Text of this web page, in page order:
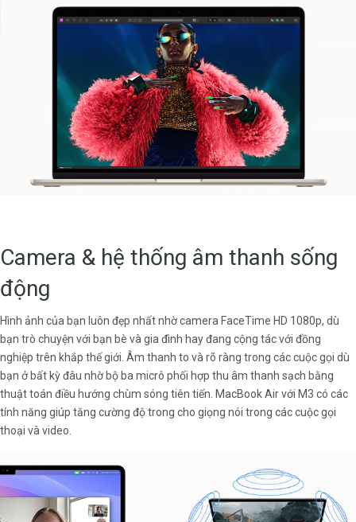
Camera & hệ thống âm thanh sống
động
Hình ảnh của bạn luôn đẹp nhất nhờ camera FaceTime HD 1080p, dù
bạn trò chuyện với bạn bè và gia đình hay đang cộng tác với đồng
nghiệp trên khắp thế giới. Âm thanh to và rõ ràng trong các cuộc gọi dù
bạn ở bất kỳ đâu nhờ bộ ba micrô phối hợp thu âm thanh sạch bằng
thuật toán điều hướng chùm sóng tiên tiến. MacBook Air với M3 có các
tính năng giúp tăng cường độ trong cho giọng nói trong các cuộc gọi
thoại và video.